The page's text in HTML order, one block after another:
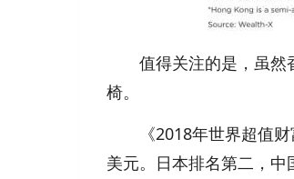
值得关注的是，虽然
椅。
《2018年世界超值财
美元。日本排名第二，中